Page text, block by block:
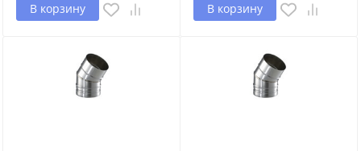
В корзину В корзину